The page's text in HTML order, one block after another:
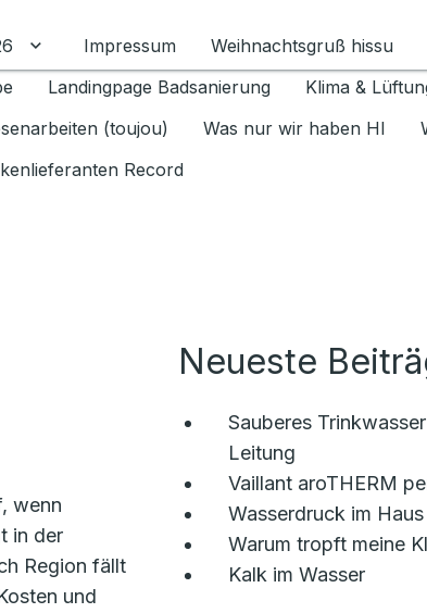
Untermenü für Datenschutz 1.6.2026
Impressum Weihnachtsgruß hissu
Landingpage Badsanierung
Klima &
(toujou) Was nur wir haben HI
Record
wenn
in der
Region fällt
und
Neueste
Sauberes
Leitung
Vaillant aroTHERM
Wasserdruck im
Warum tropft meine
Kalk im Wasser